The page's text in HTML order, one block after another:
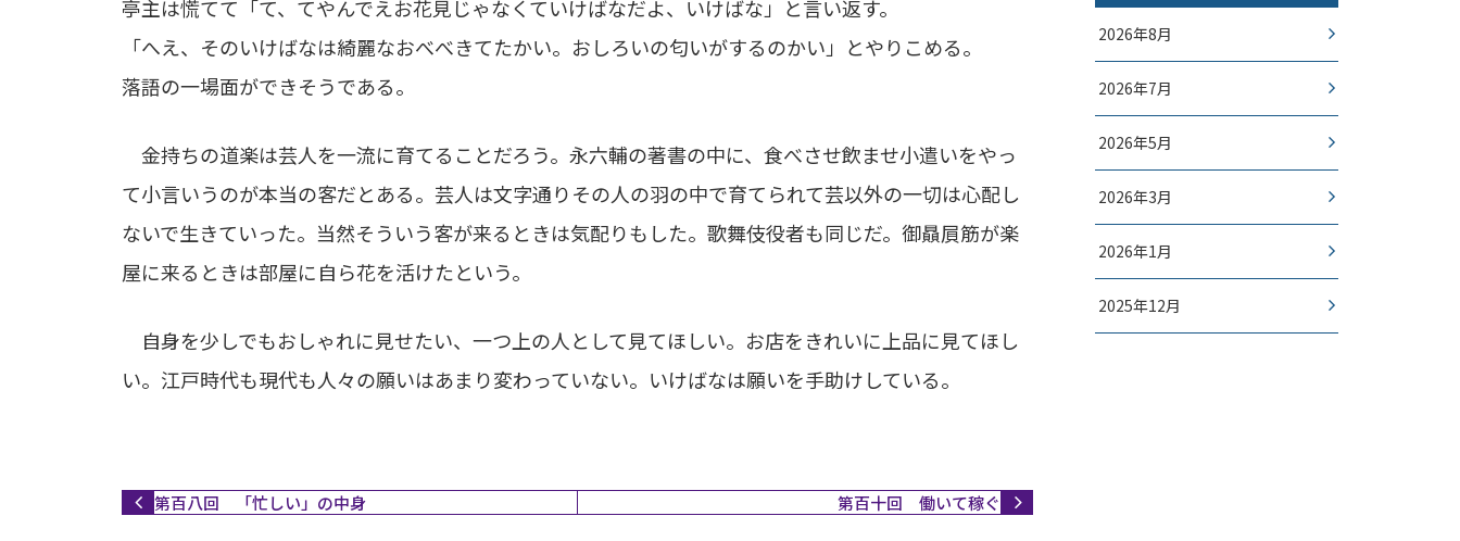
亭主は慌てて「て、てやんでえお花見じゃなくていけばなだよ、いけばな」と言い返す。
「へえ、そのいけばなは綺麗なおべべきてたかい。おしろいの匂いがするのかい」とやりこめる。
落語の一場面ができそうである。
金持ちの道楽は芸人を一流に育てることだろう。永六輔の著書の中に、食べさせ飲ませ小遣いをやっ
て小言いうのが本当の客だとある。芸人は文字通りその人の羽の中で育てられて芸以外の一切は心配し
ないで生きていった。当然そういう客が来るときは気配りもした。歌舞伎役者も同じだ。御贔屓筋が楽
屋に来るときは部屋に自ら花を活けたという。
自身を少しでもおしゃれに見せたい、一つ上の人として見てほしい。お店をきれいに上品に見てほし
い。江戸時代も現代も人々の願いはあまり変わっていない。いけばなは願いを手助けしている。
第百八回 「忙しい」の中身 第百十回 働いて稼ぐ
2026年8月
2026年7月
2026年5月
2026年3月
2026年1月
2025年12月